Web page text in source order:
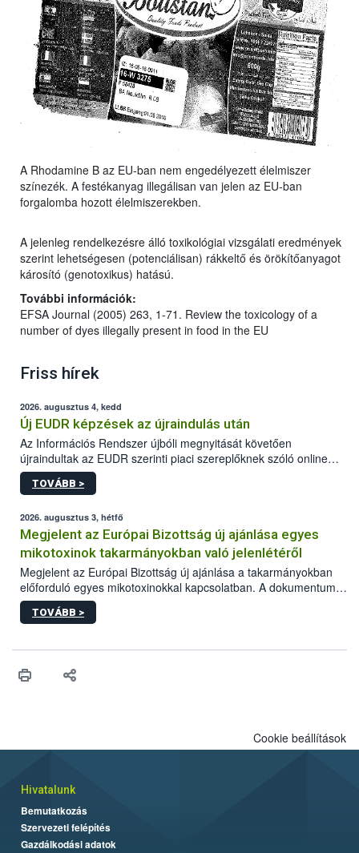
A Rhodamine B az EU-ban nem engedélyezett élelmiszer
színezék. A festékanyag illegálisan van jelen az EU-ban
forgalomba hozott élelmiszerekben.
A jelenleg rendelkezésre álló toxikológiai vizsgálati eredmények
szerint lehetségesen (potenciálisan) rákkeltő és örökítőanyagot
károsító (genotoxikus) hatású.
További információk:
EFSA Journal (2005) 263, 1-71. Review the toxicology of a
number of dyes illegally present in food in the EU
Friss hírek
2026. augusztus 4, kedd
Új EUDR képzések az újraindulás után
Az Információs Rendszer újbóli megnyitását követően
újraindultak az EUDR szerinti piaci szereplőknek szóló online
képzések.
TOVÁBB >
2026. augusztus 3, hétfő
Megjelent az Európai Bizottság új ajánlása egyes
mikotoxinok takarmányokban való jelenlétéről
Megjelent az Európai Bizottság új ajánlása a takarmányokban
előforduló egyes mikotoxinokkal kapcsolatban. A dokumentum
2027-től új irányértékek alkalmazását írja elő, és a jelenleg
hatályos uniós ajánlások helyébe lép.
TOVÁBB >
Cookie beállítások
Hivatalunk
Bemutatkozás
Szervezeti felépítés
Gazdálkodási adatok